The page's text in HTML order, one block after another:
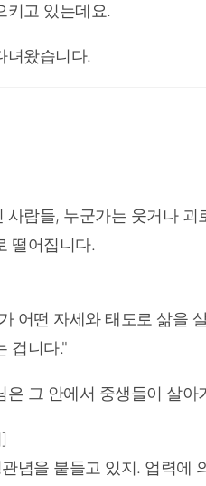
키고 있는데요.
녀왔습니다.
사람들, 누군가는 웃거나
떨어집니다.
어떤 자세와 태도로 삶을
겁니다."
은 그 안에서 중생들이 살아
념을 붙들고 있지. 업력에